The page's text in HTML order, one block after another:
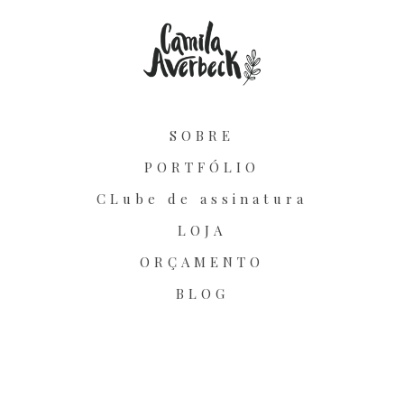
SOBRE
PORTFÓLIO
CLube de assinatura
LOJA
ORÇAMENTO
BLOG